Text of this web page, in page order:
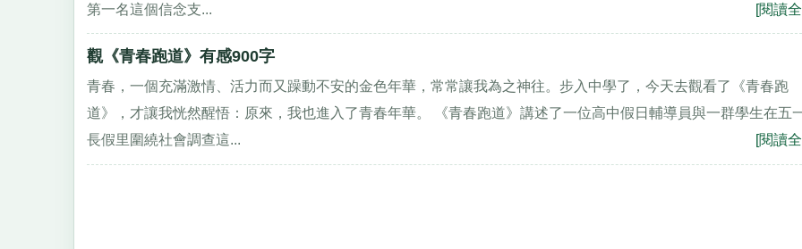
第一名這個信念支...
[閱讀
觀《青春跑道》有感900字
青春，一個充滿激情、活力而又躁動不安的金色年華，常常讓我為之神往。步入中學了，今天去觀看了《青春跑
道》，才讓我恍然醒悟：原來，我也進入了青春年華。 《青春跑道》講述了一位高中假日輔導員與一群學生在五
長假里圍繞社會調查這...
[閱讀